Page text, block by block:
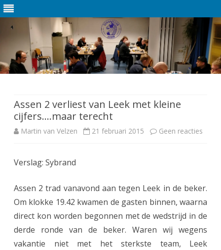
de
inhoud
Assen 2 verliest van Leek met kleine
cijfers….maar terecht
Martin van Velzen 21 februari 2015 Geen reacties
s
e
n
Verslag: Sybrand
Assen 2 trad vanavond aan tegen Leek in de beker.
Om klokke 19.42 kwamen de gasten binnen, waarna
direct kon worden begonnen met de wedstrijd in de
derde ronde van de beker. Waren wij wegens
vakantie niet met het sterkste team, Leek